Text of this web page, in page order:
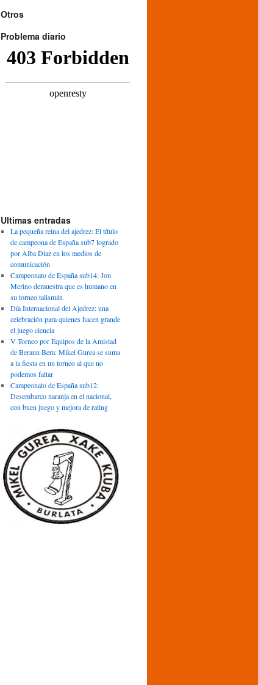
Otros
Problema diario
Ultimas entradas
La pequeña reina del ajedrez: El título
de campeona de España sub7 logrado
por Alba Díaz en los medios de
comunicación
Campeonato de España sub14: Jon
Merino demuestra que es humano en
su torneo talismán
Día Internacional del Ajedrez: una
celebración para quienes hacen grande
el juego ciencia
V Torneo por Equipos de la Amistad
de Beraun Bera: Mikel Gurea se suma
a la fiesta en un torneo al que no
podemos faltar
Campeonato de España sub12:
Desembarco naranja en el nacional,
con buen juego y mejora de rating